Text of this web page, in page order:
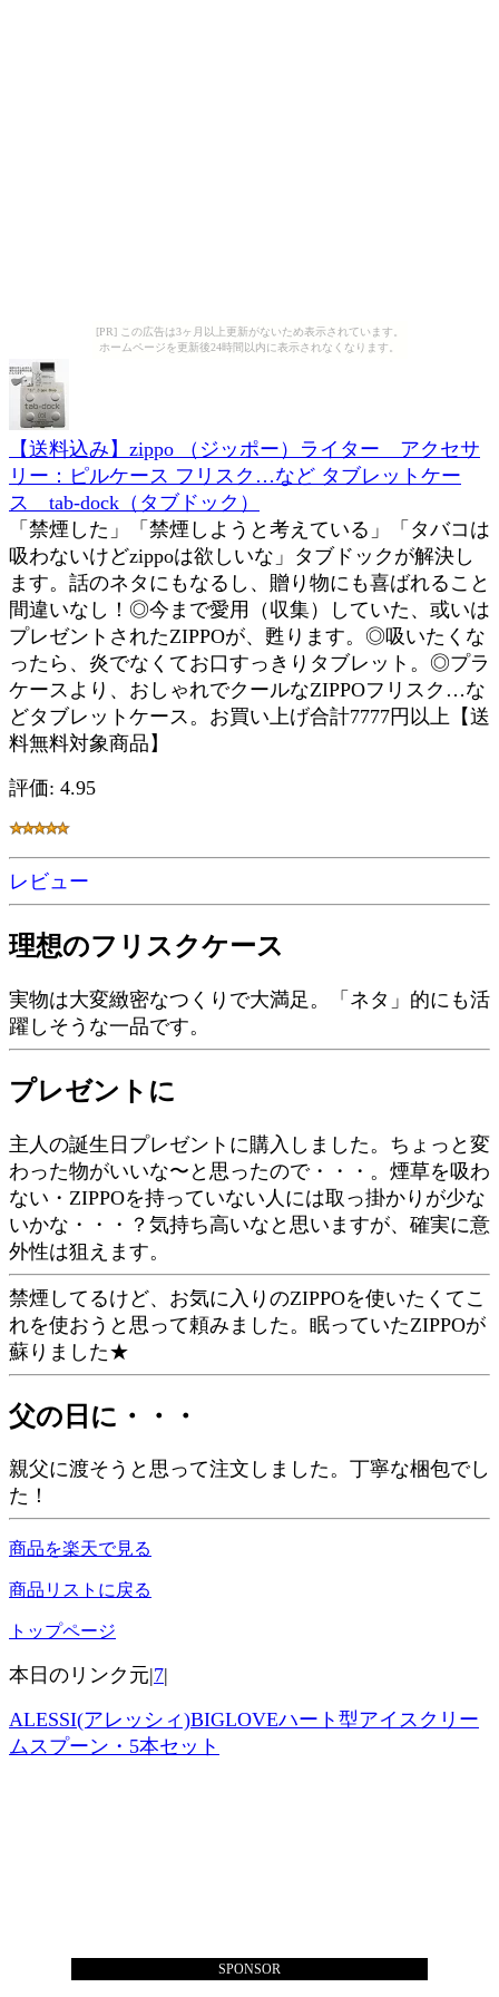
[PR] この広告は3ヶ月以上更新がないため表示されています。
ホームページを更新後24時間以内に表示されなくなります。
【送料込み】zippo （ジッポー）ライター アクセサ
リー：ピルケース フリスク…など タブレットケー
ス tab-dock（タブドック）
「禁煙した」「禁煙しようと考えている」「タバコは
吸わないけどzippoは欲しいな」タブドックが解決し
ます。話のネタにもなるし、贈り物にも喜ばれること
間違いなし！◎今まで愛用（収集）していた、或いは
プレゼントされたZIPPOが、甦ります。◎吸いたくな
ったら、炎でなくてお口すっきりタブレット。◎プラ
ケースより、おしゃれでクールなZIPPOフリスク…な
どタブレットケース。お買い上げ合計7777円以上【送
料無料対象商品】
評価: 4.95
レビュー
理想のフリスクケース
実物は大変緻密なつくりで大満足。「ネタ」的にも活
躍しそうな一品です。
プレゼントに
主人の誕生日プレゼントに購入しました。ちょっと変
わった物がいいな〜と思ったので・・・。煙草を吸わ
ない・ZIPPOを持っていない人には取っ掛かりが少な
いかな・・・？気持ち高いなと思いますが、確実に意
外性は狙えます。
禁煙してるけど、お気に入りのZIPPOを使いたくてこ
れを使おうと思って頼みました。眠っていたZIPPOが
蘇りました★
父の日に・・・
親父に渡そうと思って注文しました。丁寧な梱包でし
た！
商品を楽天で見る
商品リストに戻る
トップページ
本日のリンク元|7|
ALESSI(アレッシィ)BIGLOVEハート型アイスクリー
ムスプーン・5本セット
SPONSOR